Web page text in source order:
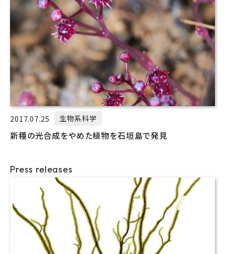
2017.07.25 生物系科学
新種の光合成をやめた植物を石垣島で発見
Press releases